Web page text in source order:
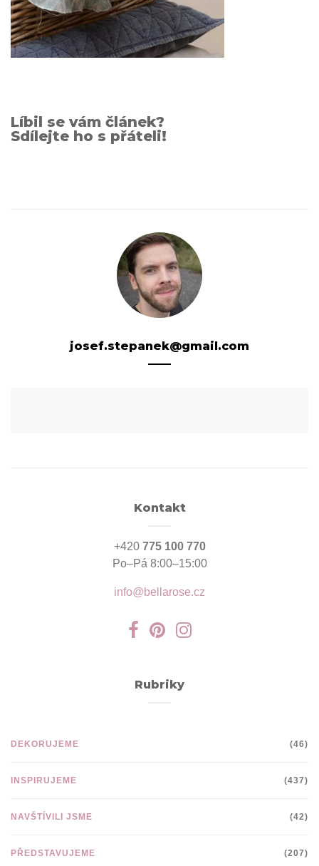
Líbil se vám článek?
Sdílejte ho s přáteli!
josef.stepanek@gmail.com
Kontakt
+420 775 100 770
Po–Pá 8:00–15:00
info@bellarose.cz
Rubriky
DEKORUJEME (46)
INSPIRUJEME (437)
NAVŠTÍVILI JSME (42)
PŘEDSTAVUJEME (207)